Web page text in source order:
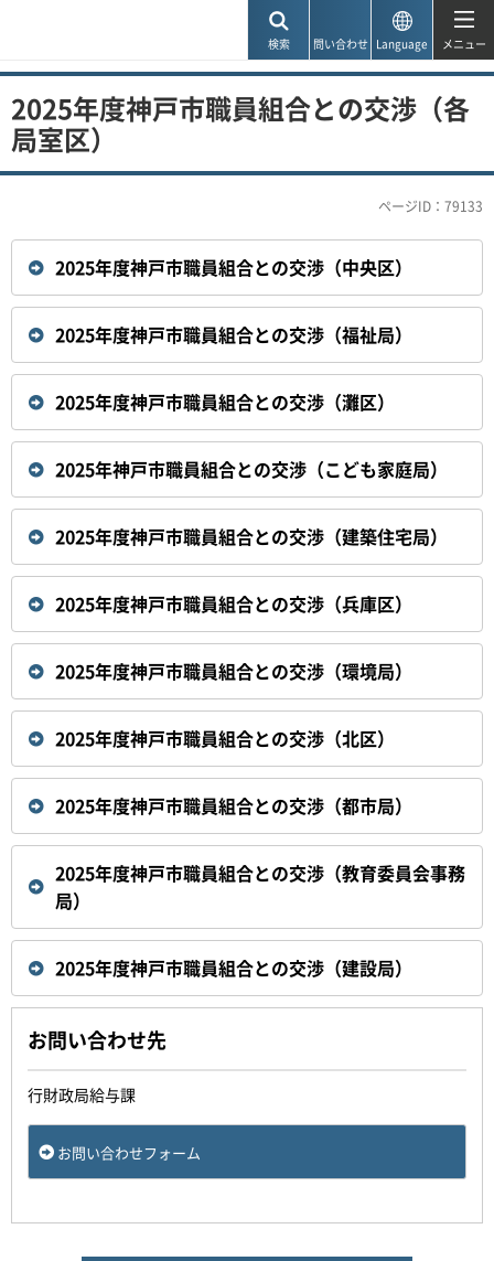
検索 問い合わせ Language メニュー
2025年度神戸市職員組合との交渉（各
局室区）
ページID：79133
2025年度神戸市職員組合との交渉（中央区）
2025年度神戸市職員組合との交渉（福祉局）
2025年度神戸市職員組合との交渉（灘区）
2025年神戸市職員組合との交渉（こども家庭局）
2025年度神戸市職員組合との交渉（建築住宅局）
2025年度神戸市職員組合との交渉（兵庫区）
2025年度神戸市職員組合との交渉（環境局）
2025年度神戸市職員組合との交渉（北区）
2025年度神戸市職員組合との交渉（都市局）
2025年度神戸市職員組合との交渉（教育委員会事務
局）
2025年度神戸市職員組合との交渉（建設局）
お問い合わせ先
行財政局給与課
お問い合わせフォーム